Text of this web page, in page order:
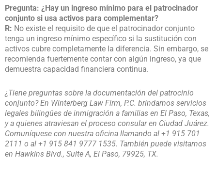
Pregunta: ¿Hay un ingreso mínimo para el patrocinador
conjunto si usa activos para complementar?
R: No existe el requisito de que el patrocinador conjunto
tenga un ingreso mínimo específico si la sustitución con
activos cubre completamente la diferencia. Sin embargo, se
recomienda fuertemente contar con algún ingreso, ya que
demuestra capacidad financiera continua.
¿Tiene preguntas sobre la documentación del patrocinio
conjunto? En Winterberg Law Firm, P.C. brindamos servicios
legales bilingües de inmigración a familias en El Paso, Texas,
y a quienes atraviesan el proceso consular en Ciudad Juárez.
Comuníquese con nuestra oficina llamando al +1 915 701
2111 o al +1 915 841 9777 1535. También puede visitarnos
en Hawkins Blvd., Suite A, El Paso, 79925, TX.